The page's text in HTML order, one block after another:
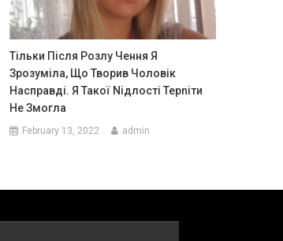
Тільки Після Розлу Чення Я
Зрозуміла, Що Творив Чоловік
Насправді. Я Такої Nідлості Терnіти
Не Змогла
February 13, 2022 admin